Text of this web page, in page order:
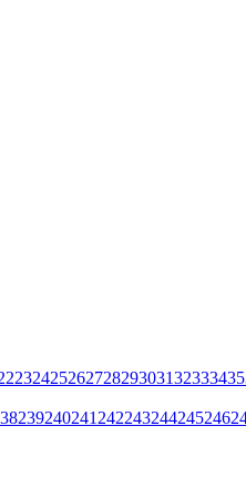
23242526272829303132333435
239240241 242243244245246